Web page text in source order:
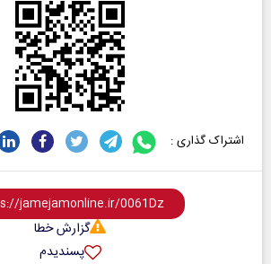
اشتراک گذاری :
گزارش خطا
پسندیدم